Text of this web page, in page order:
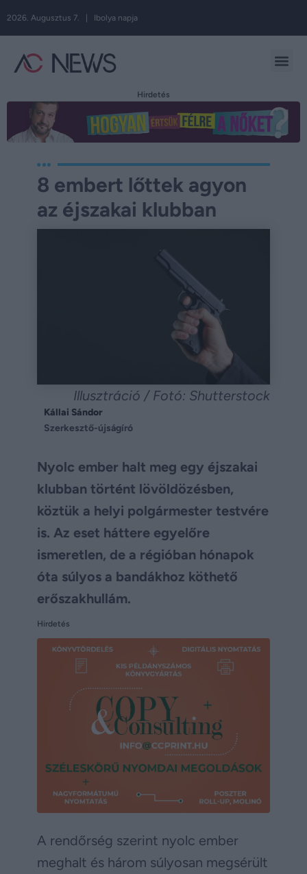
2026. Augusztus 7. | Ibolya napja
Hirdetés
8 embert lőttek agyon
az éjszakai klubban
Illusztráció / Fotó: Shutterstock
Kállai Sándor
Szerkesztő-újságíró
Nyolc ember halt meg egy éjszakai
klubban történt lövöldözésben,
köztük a helyi polgármester testvére
is. Az eset háttere egyelőre
ismeretlen, de a régióban hónapok
óta súlyos a bandákhoz köthető
erőszakhullám.
Hirdetés
A rendőrség szerint nyolc ember
meghalt és három súlyosan megsérült